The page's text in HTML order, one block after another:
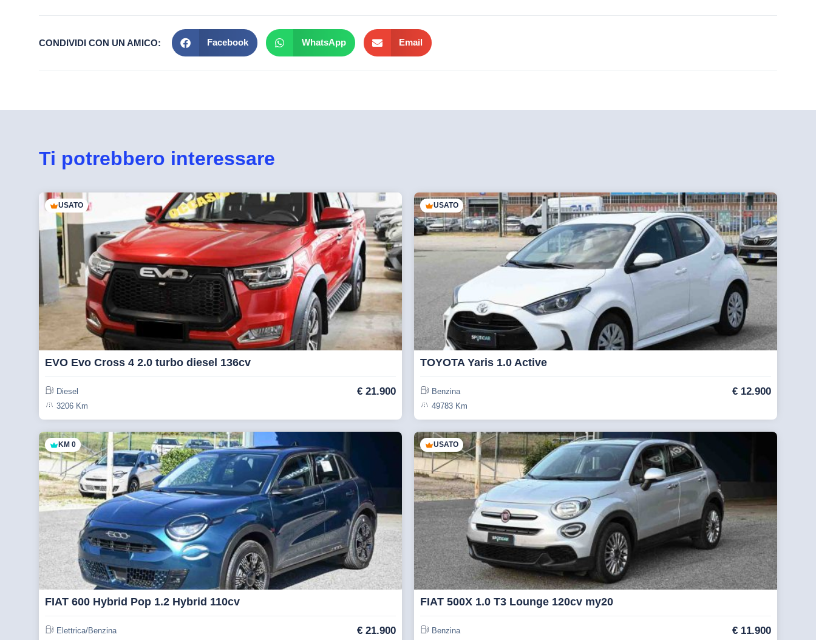
CONDIVIDI CON UN AMICO: Facebook WhatsApp Email
Ti potrebbero interessare
USATO
EVO Evo Cross 4 2.0 turbo diesel 136cv
Diesel
3206 Km
€ 21.900
USATO
TOYOTA Yaris 1.0 Active
Benzina
49783 Km
€ 12.900
KM 0
FIAT 600 Hybrid Pop 1.2 Hybrid 110cv
Elettrica/Benzina
€ 21.900
USATO
FIAT 500X 1.0 T3 Lounge 120cv my20
Benzina
€ 11.900